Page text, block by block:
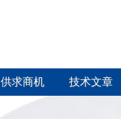
供求商机 技术文章